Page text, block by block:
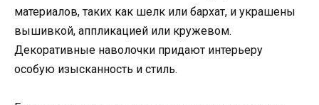
материалов, таких как шелк или бархат, и украшены
вышивкой, аппликацией или кружевом.
Декоративные наволочки придают интерьеру
особую изысканность и стиль.